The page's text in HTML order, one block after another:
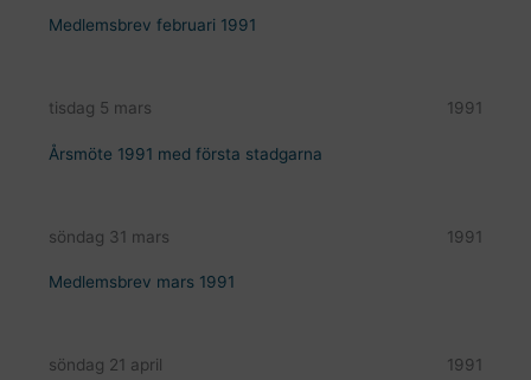
Medlemsbrev februari 1991
tisdag 5 mars 1991
Årsmöte 1991 med första stadgarna
söndag 31 mars 1991
Medlemsbrev mars 1991
söndag 21 april 1991